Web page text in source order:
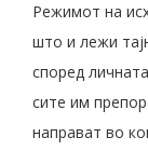
Режимот на
што и лежи
според
сите им
направат во